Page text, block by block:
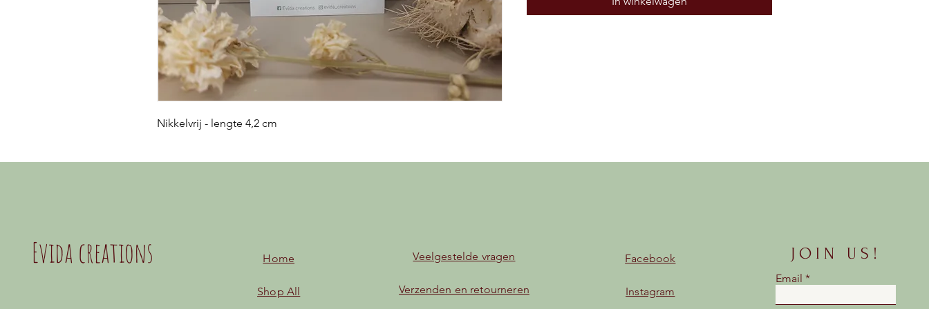
Nikkelvrij - lengte 4,2 cm
Evida creations Home
Shop All
Veelgestelde vragen
Verzenden en retourneren
Facebook
Instagram
JOIN US!
Email